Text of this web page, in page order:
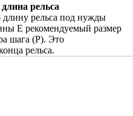
рельса
длину рельса под нужды
Е рекомендуемый размер
шага (Р). Это
рельса.